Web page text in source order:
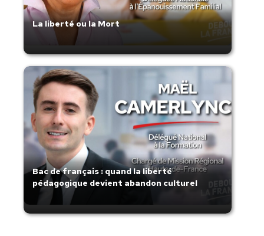
La liberté ou la Mort
Bac de français : quand la liberté
pédagogique devient abandon culturel